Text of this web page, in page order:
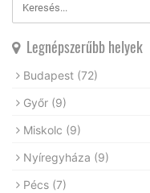
Legnépszerűbb helyek
Budapest (72)
Győr (9)
Miskolc (9)
Nyíregyháza (9)
Pécs (7)